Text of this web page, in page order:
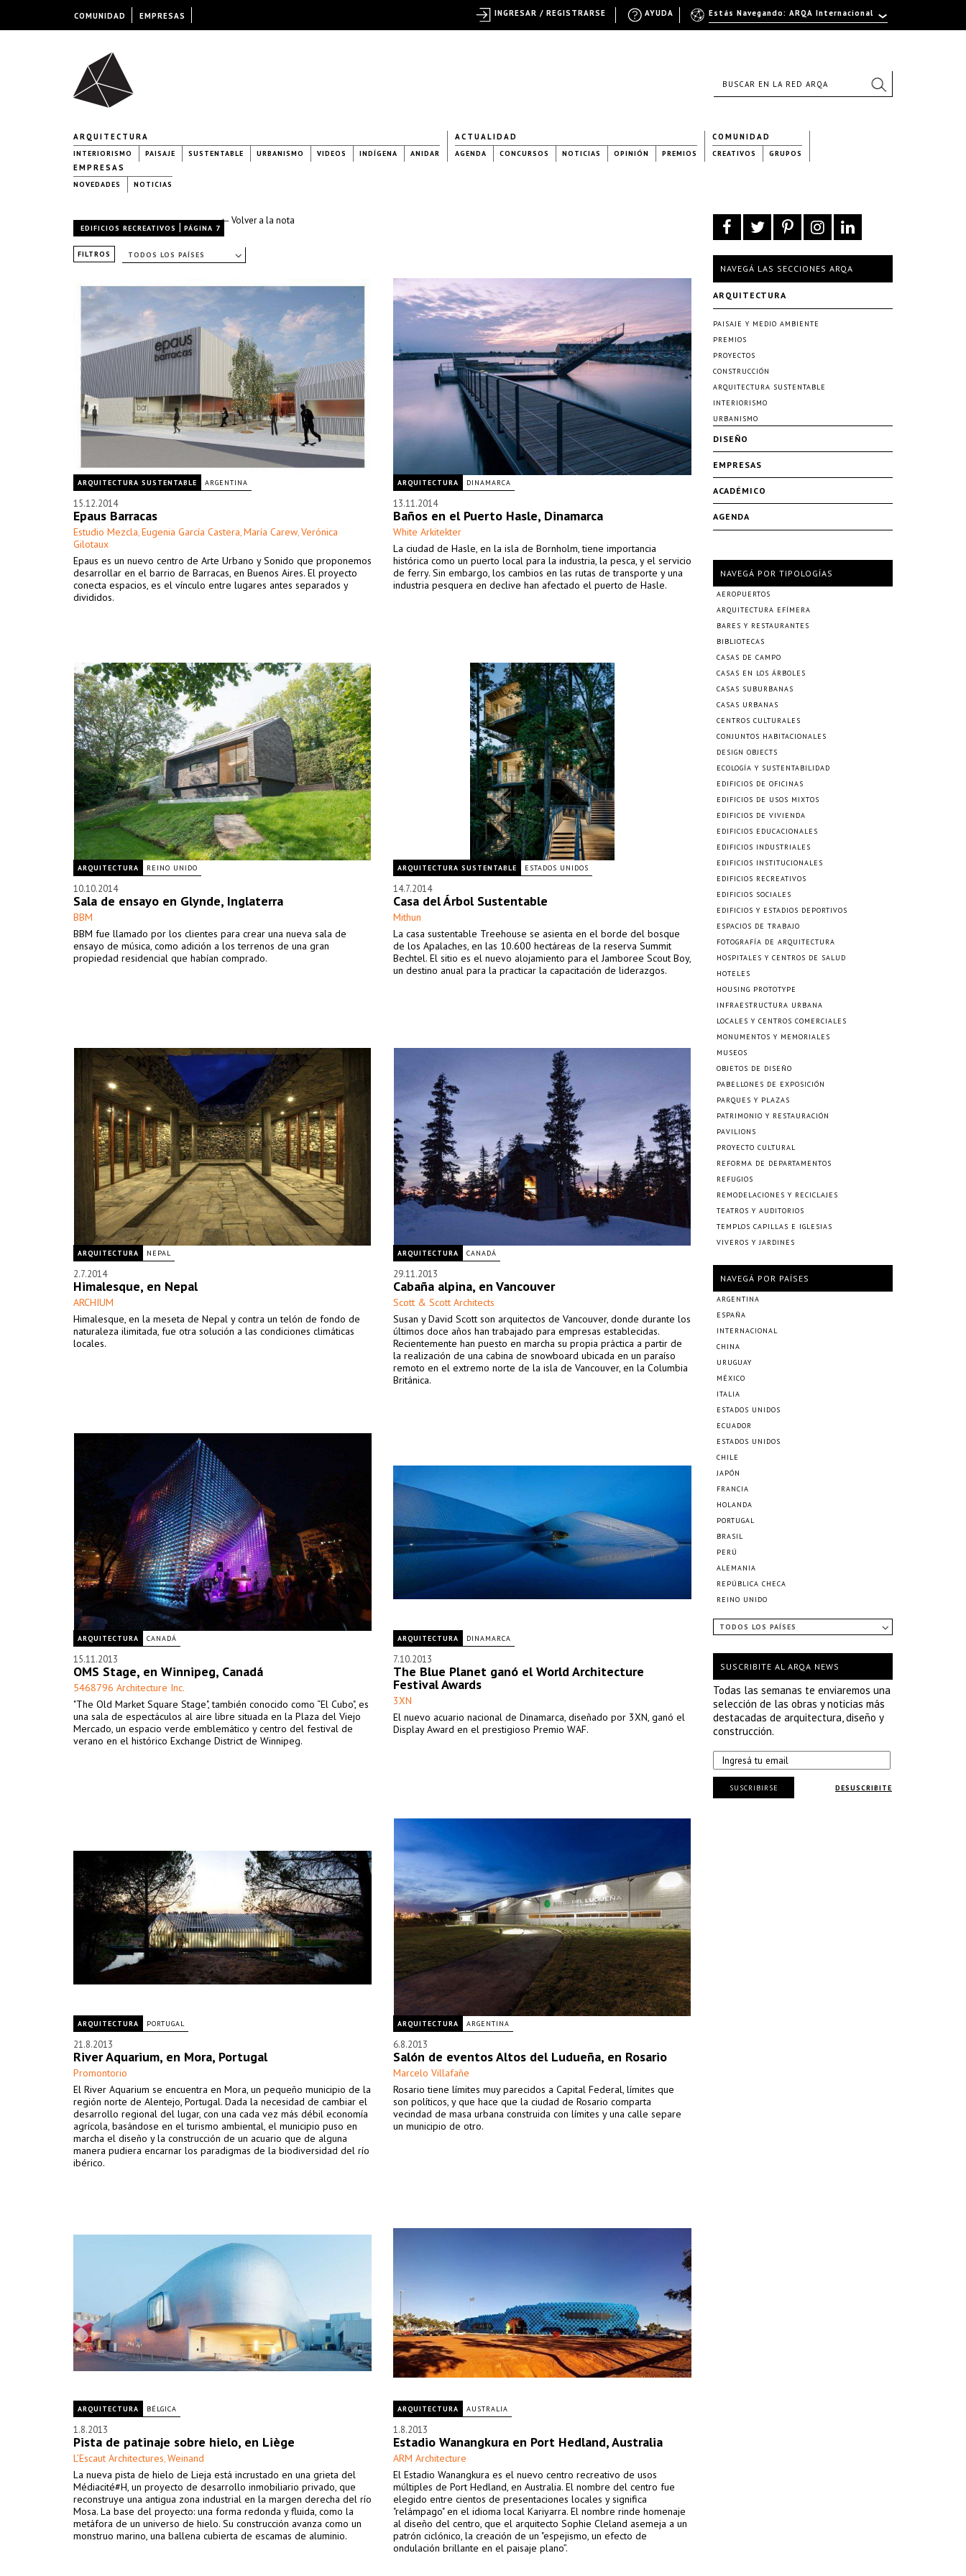
ARQUITECTURA
INTERIORISMO PAISAJE SUSTENTABLE URBANISMO VIDEOS INDÍGENA ANIDAR
ACTUALIDAD
AGENDA CONCURSOS NOTICIAS OPINIÓN PREMIOS
COMUNIDAD
CREATIVOS GRUPOS
EMPRESAS
NOVEDADES NOTICIAS
← Volver a la nota
EDIFICIOS RECREATIVOS | PÁGINA 7
FILTROS TODOS LOS PAÍSES
ARQUITECTURA SUSTENTABLE ARGENTINA
15.12.2014
Epaus Barracas
Estudio Mezcla, Eugenia García Castera, María Carew, Verónica
Gilotaux
Epaus es un nuevo centro de Arte Urbano y Sonido que proponemos
desarrollar en el barrio de Barracas, en Buenos Aires. El proyecto
conecta espacios, es el vínculo entre lugares antes separados y
divididos.
ARQUITECTURA DINAMARCA
13.11.2014
Baños en el Puerto Hasle, Dinamarca
White Arkitekter
La ciudad de Hasle, en la isla de Bornholm, tiene importancia
histórica como un puerto local para la industria, la pesca, y el servicio
de ferry. Sin embargo, los cambios en las rutas de transporte y una
industria pesquera en declive han afectado el puerto de Hasle.
ARQUITECTURA REINO UNIDO
10.10.2014
Sala de ensayo en Glynde, Inglaterra
BBM
BBM fue llamado por los clientes para crear una nueva sala de
ensayo de música, como adición a los terrenos de una gran
propiedad residencial que habían comprado.
ARQUITECTURA SUSTENTABLE ESTADOS UNIDOS
14.7.2014
Casa del Árbol Sustentable
Mithun
La casa sustentable Treehouse se asienta en el borde del bosque
de los Apalaches, en las 10.600 hectáreas de la reserva Summit
Bechtel. El sitio es el nuevo alojamiento para el Jamboree Scout Boy,
un destino anual para la practicar la capacitación de liderazgos.
ARQUITECTURA NEPAL
2.7.2014
Himalesque, en Nepal
ARCHIUM
Himalesque, en la meseta de Nepal y contra un telón de fondo de
naturaleza ilimitada, fue otra solución a las condiciones climáticas
locales.
ARQUITECTURA CANADÁ
29.11.2013
Cabaña alpina, en Vancouver
Scott & Scott Architects
Susan y David Scott son arquitectos de Vancouver, donde durante los
últimos doce años han trabajado para empresas establecidas.
Recientemente han puesto en marcha su propia práctica a partir de
la realización de una cabina de snowboard ubicada en un paraíso
remoto en el extremo norte de la isla de Vancouver, en la Columbia
Británica.
ARQUITECTURA CANADÁ
15.11.2013
OMS Stage, en Winnipeg, Canadá
5468796 Architecture Inc.
"The Old Market Square Stage", también conocido como “El Cubo", es
una sala de espectáculos al aire libre situada en la Plaza del Viejo
Mercado, un espacio verde emblemático y centro del festival de
verano en el histórico Exchange District de Winnipeg.
ARQUITECTURA DINAMARCA
7.10.2013
The Blue Planet ganó el World Architecture
Festival Awards
3XN
El nuevo acuario nacional de Dinamarca, diseñado por 3XN, ganó el
Display Award en el prestigioso Premio WAF.
ARQUITECTURA PORTUGAL
21.8.2013
River Aquarium, en Mora, Portugal
Promontorio
El River Aquarium se encuentra en Mora, un pequeño municipio de la
región norte de Alentejo, Portugal. Dada la necesidad de cambiar el
desarrollo regional del lugar, con una cada vez más débil economía
agrícola, basándose en el turismo ambiental, el municipio puso en
marcha el diseño y la construcción de un acuario que de alguna
manera pudiera encarnar los paradigmas de la biodiversidad del río
ibérico.
ARQUITECTURA ARGENTINA
6.8.2013
Salón de eventos Altos del Ludueña, en Rosario
Marcelo Villafañe
Rosario tiene límites muy parecidos a Capital Federal, límites que
son políticos, y que hace que la ciudad de Rosario comparta
vecindad de masa urbana construida con límites y una calle separe
un municipio de otro.
ARQUITECTURA BÉLGICA
1.8.2013
Pista de patinaje sobre hielo, en Liège
L’Escaut Architectures, Weinand
La nueva pista de hielo de Lieja está incrustado en una grieta del
Médiacité#H, un proyecto de desarrollo inmobiliario privado, que
reconstruye una antigua zona industrial en la margen derecha del río
Mosa. La base del proyecto: una forma redonda y fluida, como la
metáfora de un universo de hielo. Su construcción avanza como un
monstruo marino, una ballena cubierta de escamas de aluminio.
ARQUITECTURA AUSTRALIA
1.8.2013
Estadio Wanangkura en Port Hedland, Australia
ARM Architecture
El Estadio Wanangkura es el nuevo centro recreativo de usos
múltiples de Port Hedland, en Australia. El nombre del centro fue
elegido entre cientos de presentaciones locales y significa
"relámpago" en el idioma local Kariyarra. El nombre rinde homenaje
al diseño del centro, que el arquitecto Sophie Cleland asemeja a un
patrón ciclónico, la creación de un "espejismo, un efecto de
ondulación brillante en el paisaje plano”.
NAVEGÁ LAS SECCIONES ARQA
ARQUITECTURA
PAISAJE Y MEDIO AMBIENTE
PREMIOS
PROYECTOS
CONSTRUCCIÓN
ARQUITECTURA SUSTENTABLE
INTERIORISMO
URBANISMO
DISEÑO
EMPRESAS
ACADÉMICO
AGENDA
NAVEGÁ POR TIPOLOGÍAS
AEROPUERTOS
ARQUITECTURA EFÍMERA
BARES Y RESTAURANTES
BIBLIOTECAS
CASAS DE CAMPO
CASAS EN LOS ÁRBOLES
CASAS SUBURBANAS
CASAS URBANAS
CENTROS CULTURALES
CONJUNTOS HABITACIONALES
DESIGN OBJECTS
ECOLOGÍA Y SUSTENTABILIDAD
EDIFICIOS DE OFICINAS
EDIFICIOS DE USOS MIXTOS
EDIFICIOS DE VIVIENDA
EDIFICIOS EDUCACIONALES
EDIFICIOS INDUSTRIALES
EDIFICIOS INSTITUCIONALES
EDIFICIOS RECREATIVOS
EDIFICIOS SOCIALES
EDIFICIOS Y ESTADIOS DEPORTIVOS
ESPACIOS DE TRABAJO
FOTOGRAFÍA DE ARQUITECTURA
HOSPITALES Y CENTROS DE SALUD
HOTELES
HOUSING PROTOTYPE
INFRAESTRUCTURA URBANA
LOCALES Y CENTROS COMERCIALES
MONUMENTOS Y MEMORIALES
MUSEOS
OBJETOS DE DISEÑO
PABELLONES DE EXPOSICIÓN
PARQUES Y PLAZAS
PATRIMONIO Y RESTAURACIÓN
PAVILIONS
PROYECTO CULTURAL
REFORMA DE DEPARTAMENTOS
REFUGIOS
REMODELACIONES Y RECICLAJES
TEATROS Y AUDITORIOS
TEMPLOS CAPILLAS E IGLESIAS
VIVEROS Y JARDINES
NAVEGÁ POR PAÍSES
ARGENTINA
ESPAÑA
INTERNACIONAL
CHINA
URUGUAY
MÉXICO
ITALIA
ESTADOS UNIDOS
ECUADOR
ESTADOS UNIDOS
CHILE
JAPÓN
FRANCIA
HOLANDA
PORTUGAL
BRASIL
PERÚ
ALEMANIA
REPÚBLICA CHECA
REINO UNIDO
TODOS LOS PAÍSES
SUSCRIBITE AL ARQA NEWS
Todas las semanas te enviaremos una
selección de las obras y noticias más
destacadas de arquitectura, diseño y
construcción.
DESUSCRIBITE
SUSCRIBIRSE
COMUNIDAD EMPRESAS Estás Navegando: ARQA Internacional
AYUDA
INGRESAR / REGISTRARSE